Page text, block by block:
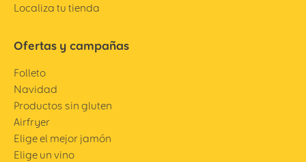
Localiza tu tienda
Ofertas y campañas
Folleto
Navidad
Productos sin gluten
Airfryer
Elige el mejor jamón
Elige un vino